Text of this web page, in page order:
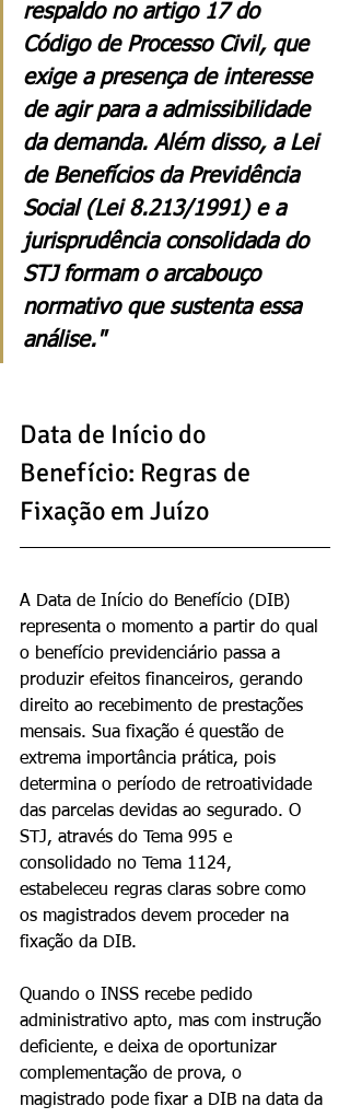
respaldo no artigo 17 do
Código de Processo Civil, que
exige a presença de interesse
de agir para a admissibilidade
da demanda. Além disso, a Lei
de Benefícios da Previdência
Social (Lei 8.213/1991) e a
jurisprudência consolidada do
STJ formam o arcabouço
normativo que sustenta essa
análise."
Data de Início do
Benefício: Regras de
Fixação em Juízo
A Data de Início do Benefício (DIB)
representa o momento a partir do qual
o benefício previdenciário passa a
produzir efeitos financeiros, gerando
direito ao recebimento de prestações
mensais. Sua fixação é questão de
extrema importância prática, pois
determina o período de retroatividade
das parcelas devidas ao segurado. O
STJ, através do Tema 995 e
consolidado no Tema 1124,
estabeleceu regras claras sobre como
os magistrados devem proceder na
fixação da DIB.
Quando o INSS recebe pedido
administrativo apto, mas com instrução
deficiente, e deixa de oportunizar
complementação de prova, o
magistrado pode fixar a DIB na data da